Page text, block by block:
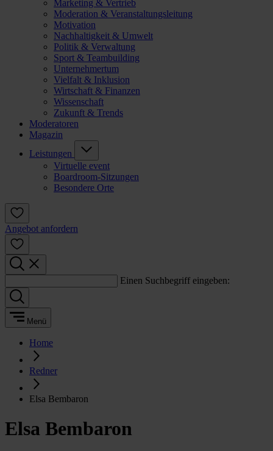
Marketing & Vertrieb
Moderation & Veranstaltungsleitung
Motivation
Nachhaltigkeit & Umwelt
Politik & Verwaltung
Sport & Teambuilding
Unternehmertum
Vielfalt & Inklusion
Wirtschaft & Finanzen
Wissenschaft
Zukunft & Trends
Moderatoren
Magazin
Leistungen
Virtuelle event
Boardroom-Sitzungen
Besondere Orte
Angebot anfordern
Einen Suchbegriff eingeben:
Menü
Home
Redner
Elsa Bembaron
Elsa Bembaron